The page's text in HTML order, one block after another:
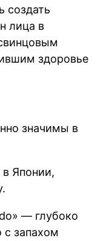
создать
лица в
здоровье
значимы в
Японии,
— глубоко
запахом